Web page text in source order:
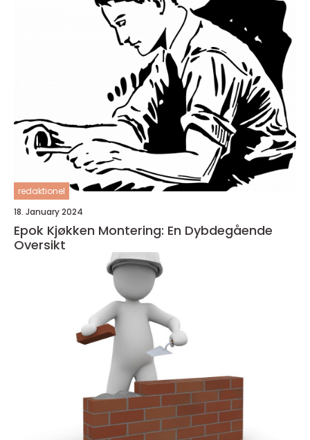
redaktionel
18. January 2024
Epok Kjøkken Montering: En Dybdegående
Oversikt